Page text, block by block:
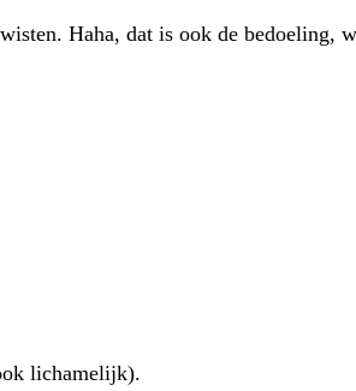
Haha, dat is ook de
lichamelijk).